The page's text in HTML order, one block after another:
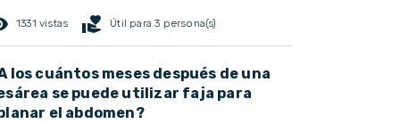
1331 vistas volunteer_activism Útil para 3 persona(s)
los cuántos meses después de una
se puede utilizar faja para
el abdomen?